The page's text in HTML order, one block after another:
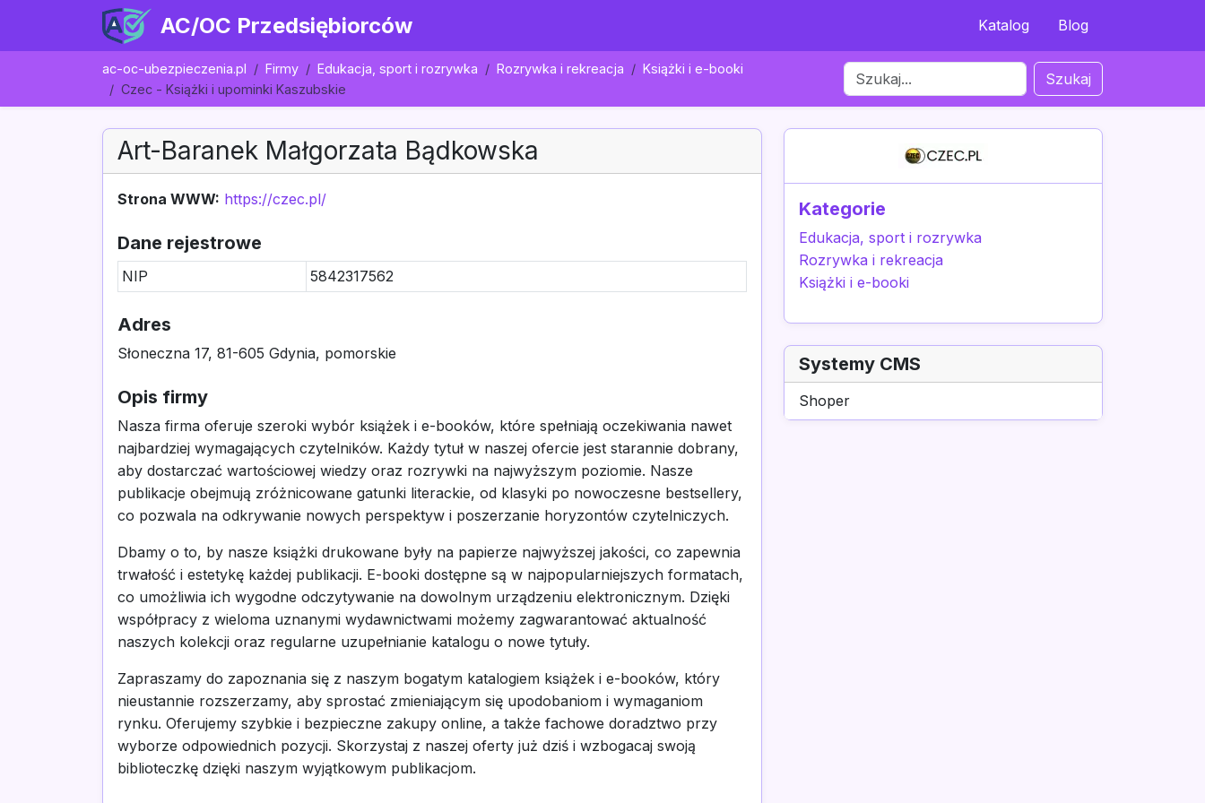
AC/OC Przedsiębiorców Katalog Blog
ac-oc-ubezpieczenia.pl Firmy Edukacja, sport i rozrywka Rozrywka i rekreacja
Książki i e-booki
Czec - Książki i upominki Kaszubskie
Szukaj
Art-Baranek Małgorzata Bądkowska
Strona WWW: https://czec.pl/
Dane rejestrowe
NIP 5842317562
Adres
Słoneczna 17, 81-605 Gdynia, pomorskie
Opis firmy
Nasza firma oferuje szeroki wybór książek i e-booków, które spełniają oczekiwania nawet
najbardziej wymagających czytelników. Każdy tytuł w naszej ofercie jest starannie dobrany,
aby dostarczać wartościowej wiedzy oraz rozrywki na najwyższym poziomie. Nasze
publikacje obejmują zróżnicowane gatunki literackie, od klasyki po nowoczesne bestsellery,
co pozwala na odkrywanie nowych perspektyw i poszerzanie horyzontów czytelniczych.
Dbamy o to, by nasze książki drukowane były na papierze najwyższej jakości, co zapewnia
trwałość i estetykę każdej publikacji. E-booki dostępne są w najpopularniejszych formatach,
co umożliwia ich wygodne odczytywanie na dowolnym urządzeniu elektronicznym. Dzięki
współpracy z wieloma uznanymi wydawnictwami możemy zagwarantować aktualność
naszych kolekcji oraz regularne uzupełnianie katalogu o nowe tytuły.
Zapraszamy do zapoznania się z naszym bogatym katalogiem książek i e-booków, który
nieustannie rozszerzamy, aby sprostać zmieniającym się upodobaniom i wymaganiom
rynku. Oferujemy szybkie i bezpieczne zakupy online, a także fachowe doradztwo przy
wyborze odpowiednich pozycji. Skorzystaj z naszej oferty już dziś i wzbogacaj swoją
biblioteczkę dzięki naszym wyjątkowym publikacjom.
Kategorie
Edukacja, sport i rozrywka
Rozrywka i rekreacja
Książki i e-booki
Systemy CMS
Shoper